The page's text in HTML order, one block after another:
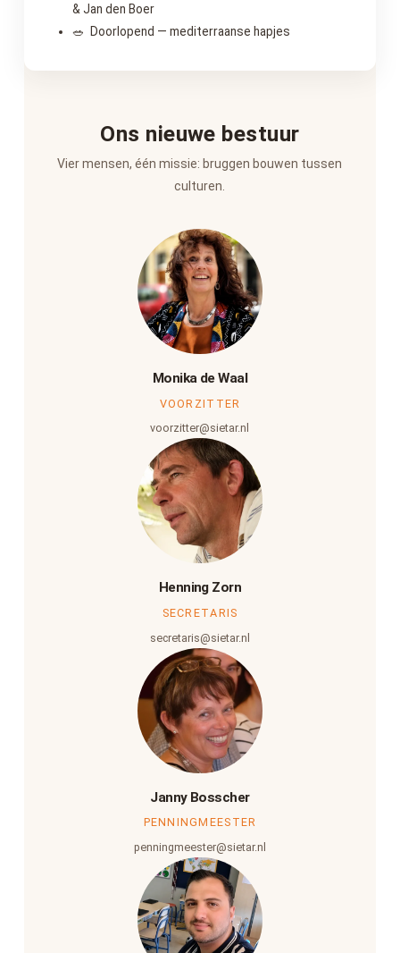
& Jan den Boer
🥗 Doorlopend — mediterraanse hapjes
Ons nieuwe bestuur
Vier mensen, één missie: bruggen bouwen tussen
culturen.
Monika de Waal
VOORZITTER
voorzitter@sietar.nl
Henning Zorn
SECRETARIS
secretaris@sietar.nl
Janny Bosscher
PENNINGMEESTER
penningmeester@sietar.nl